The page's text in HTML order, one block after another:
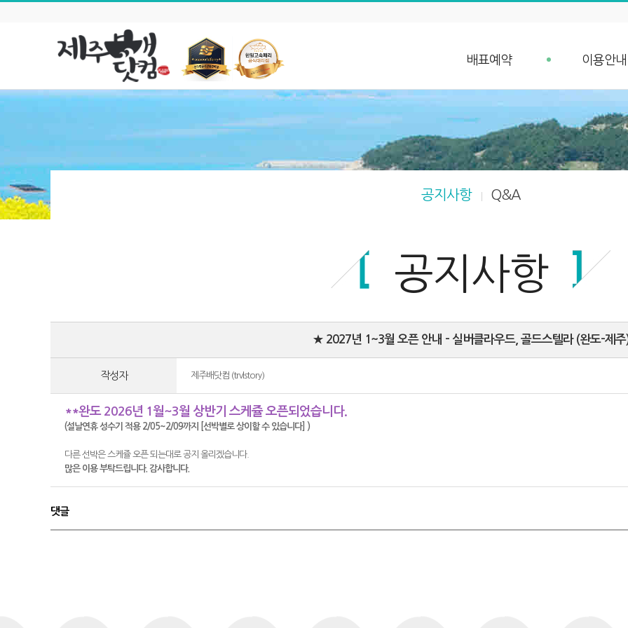
배표예약
배표예약
예약조회
입금확인
차량 예약안내
이용안내
예약안내
예약취소 안
항구가는길
선박안내
공지사항 Q&A
공지사항
★ 2027년 1~3월 오픈 안내 - 실버클라우드, 골드스텔라 (완도-제주
작성자 제주배닷컴 (trvlstory)
**완도 2026년 1월~3월 상반기 스케쥴 오픈되었습니다.
(설날연휴 성수기 적용 2/05~2/09까지 [선박별로 상이할 수 있습니다] )
다른 선박은 스케쥴 오픈 되는대로 공지 올리겠습니다.
많은 이용 부탁드립니다. 감사합니다.
댓글